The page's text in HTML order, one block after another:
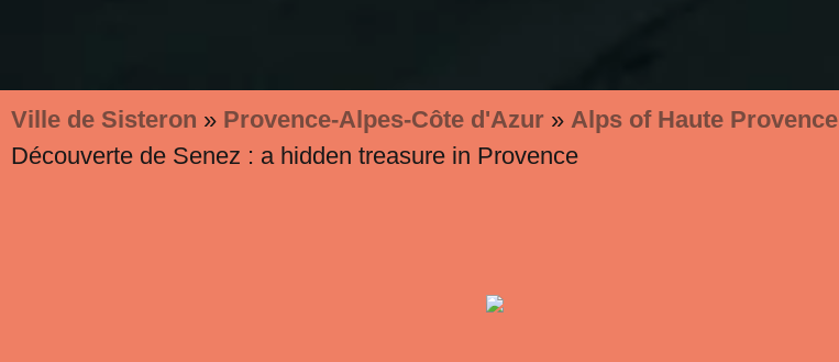
Ville de Sisteron » Provence-Alpes-Côte d'Azur » Alps of Haute Provence
Découverte de Senez : a hidden treasure in Provence